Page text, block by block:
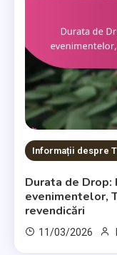
Informații despre
Durata de
evenimentelor,
revendicări
11/03/2026